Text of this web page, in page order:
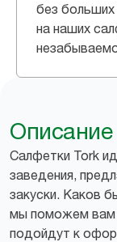
без больших
на наших
Описание
Салфетки Tork
заведения,
закуски. Каков
мы поможем вам
подойдут к